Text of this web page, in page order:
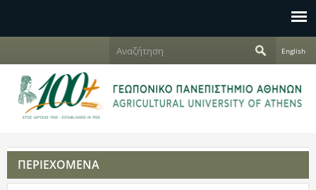
Φ
ό
μ
α
ζ
ή
τ
η
English
ΠΕΡΙΕΧΟΜΕΝΑ